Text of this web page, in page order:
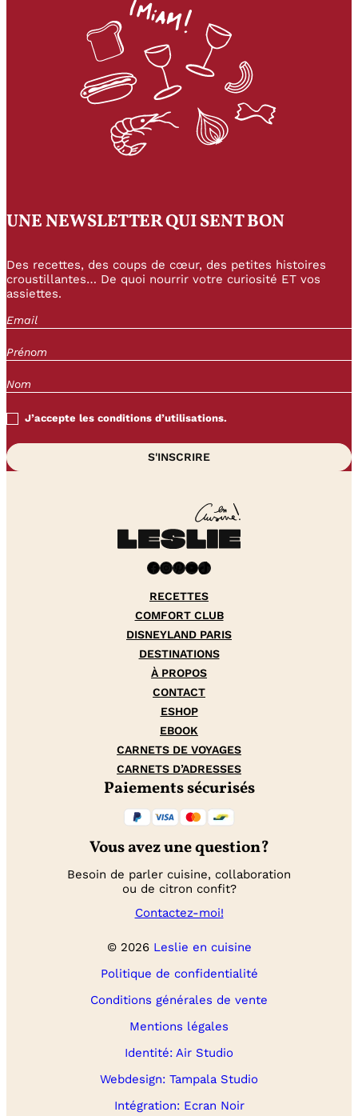
UNE NEWSLETTER QUI SENT BON
Des recettes, des coups de cœur, des petites histoires
croustillantes… De quoi nourrir votre curiosité ET vos
assiettes.
J’accepte les conditions d’utilisations.
Facebook InstagramPinterest YouTube TikTok
RECETTES
COMFORT CLUB
DISNEYLAND PARIS
DESTINATIONS
À PROPOS
CONTACT
ESHOP
EBOOK
CARNETS DE VOYAGES
CARNETS D’ADRESSES
Paiements sécurisés
Vous avez une question?
Besoin de parler cuisine, collaboration
ou de citron confit?
Contactez-moi!
© 2026 Leslie en cuisine
Politique de confidentialité
Conditions générales de vente
Mentions légales
Identité: Air Studio
Webdesign: Tampala Studio
Intégration: Ecran Noir